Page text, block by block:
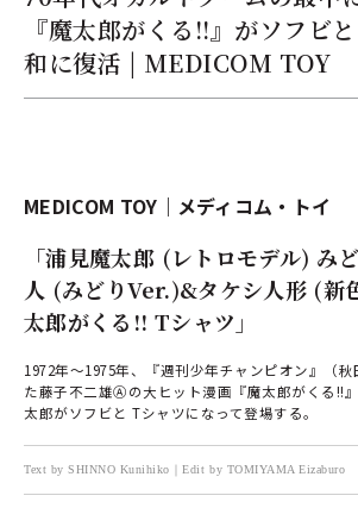
『魔太郎がくる!!』がソフビ
和に復活 | MEDICOM TOY
MEDICOM TOY｜メディコム・トイ
「浦見魔太郎 (レトロモデル) み
人 (みどりVer.)&タケシ人形 (新
太郎がくる!! Tシャツ」
1972年～1975年、『週刊少年チャンピオン』（
た藤子不二雄Ⓐの大ヒット漫画『魔太郎がくる!!
太郎がソフビと Tシャツになって登場する。
Text by SHINNO Kunihiko｜Edit by TOMIYAMA Eizaburo